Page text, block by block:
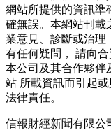
網站所提供的資訊準
確無誤。本網站刊載
業意見、診斷或治理
有任何疑問， 請向合
本公司及其合作夥伴
站 所載資訊而引起
法律責任。
信報財經新聞有限公